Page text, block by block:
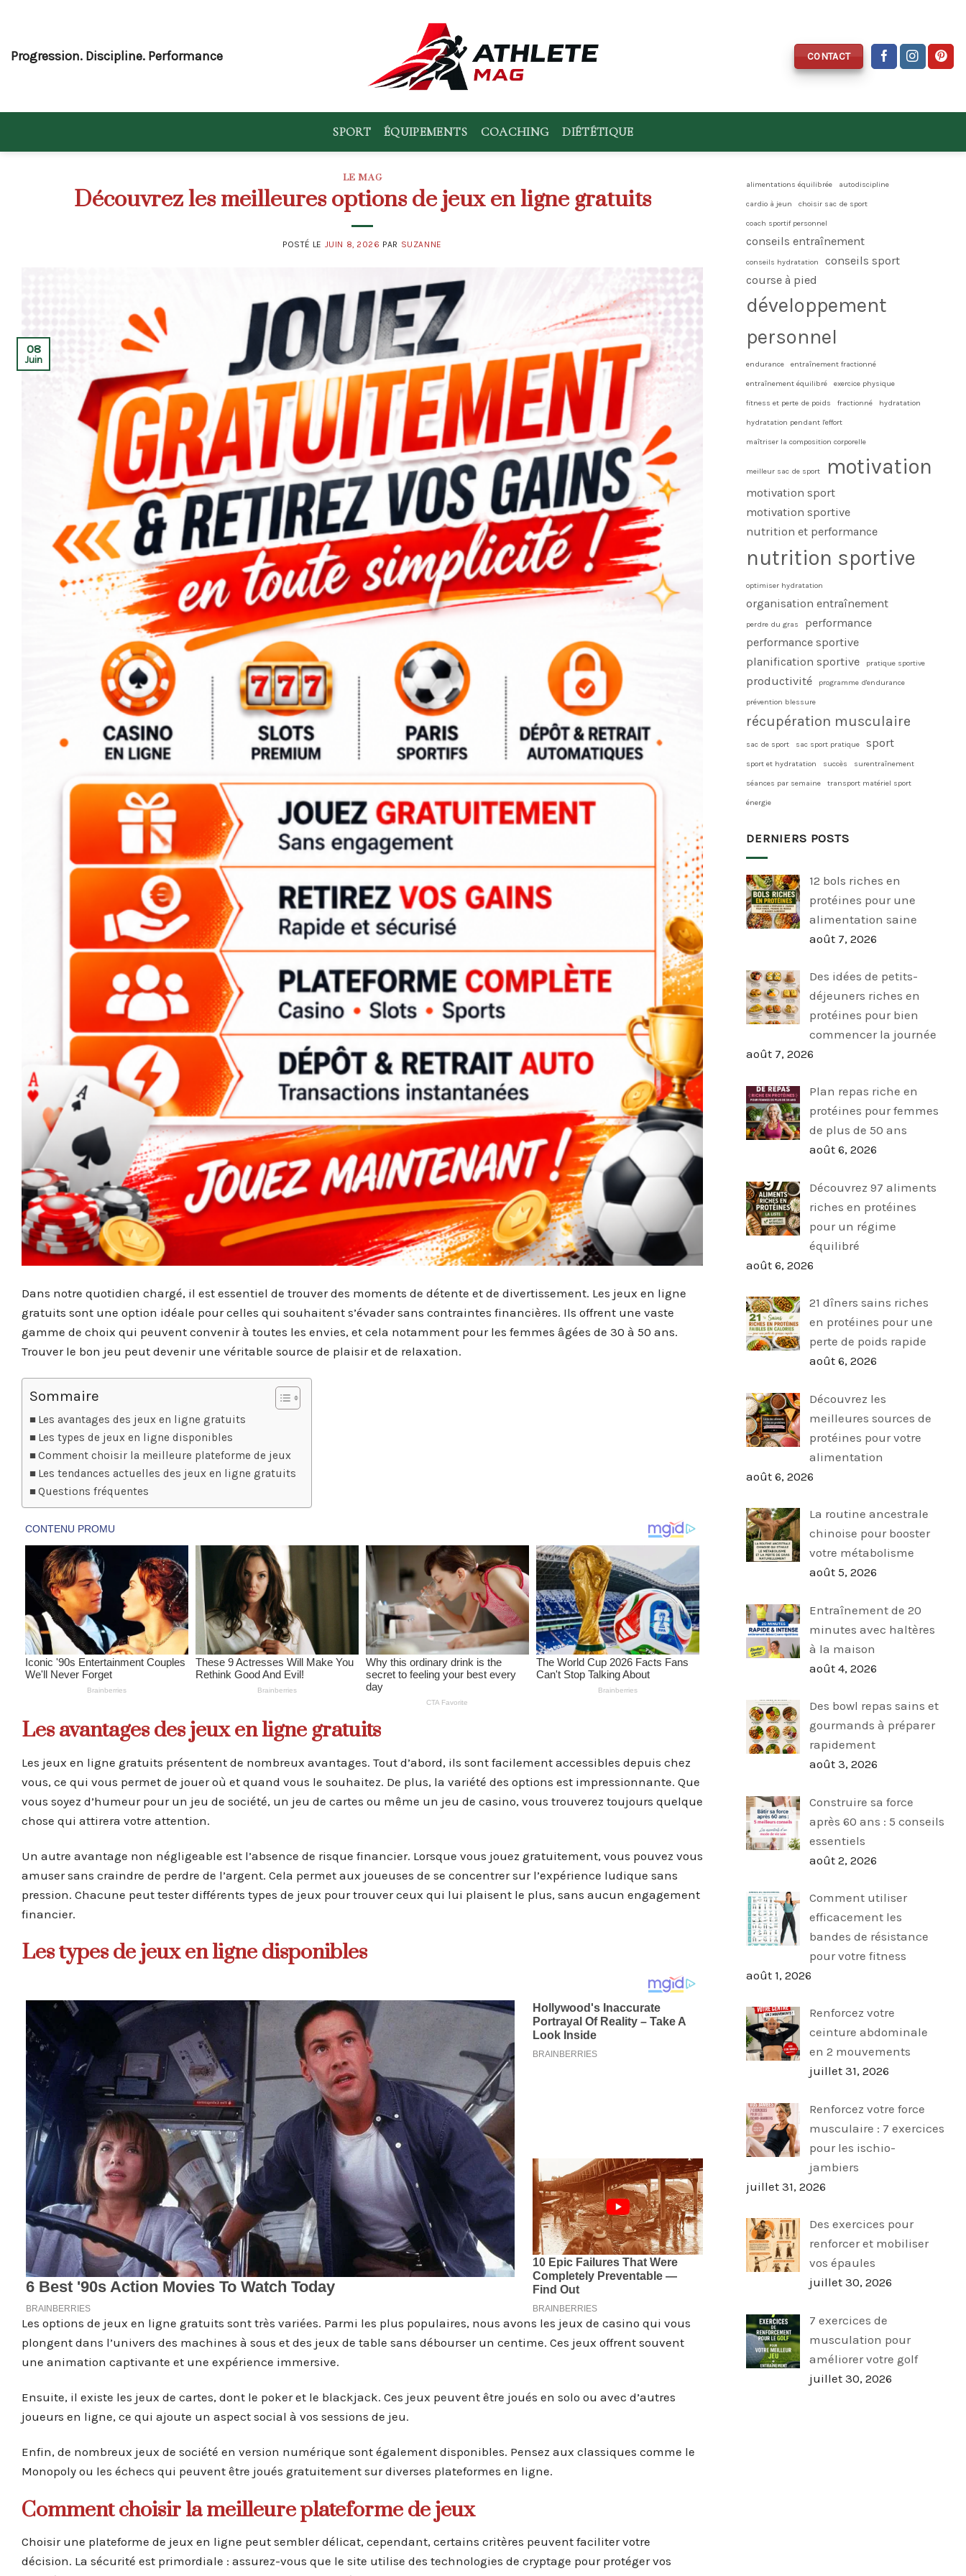
content
Progression. Discipline. Performance CONTACT
SPORT ÉQUIPEMENTS COACHING DIÉTÉTIQUE
LE MAG
Découvrez les meilleures options de jeux en ligne gratuits
POSTÉ LE JUIN 8, 2026 PAR SUZANNE
08
Juin
Dans notre quotidien chargé, il est essentiel de trouver des moments de détente et de divertissement. Les jeux en ligne
gratuits sont une option idéale pour celles qui souhaitent s’évader sans contraintes financières. Ils offrent une vaste
gamme de choix qui peuvent convenir à toutes les envies, et cela notamment pour les femmes âgées de 30 à 50 ans.
Trouver le bon jeu peut devenir une véritable source de plaisir et de relaxation.
Sommaire
Les avantages des jeux en ligne gratuits
Les types de jeux en ligne disponibles
Comment choisir la meilleure plateforme de jeux
Les tendances actuelles des jeux en ligne gratuits
Questions fréquentes
Les avantages des jeux en ligne gratuits
Les jeux en ligne gratuits présentent de nombreux avantages. Tout d’abord, ils sont facilement accessibles depuis chez
vous, ce qui vous permet de jouer où et quand vous le souhaitez. De plus, la variété des options est impressionnante. Que
vous soyez d’humeur pour un jeu de société, un jeu de cartes ou même un jeu de casino, vous trouverez toujours quelque
chose qui attirera votre attention.
Un autre avantage non négligeable est l’absence de risque financier. Lorsque vous jouez gratuitement, vous pouvez vous
amuser sans craindre de perdre de l’argent. Cela permet aux joueuses de se concentrer sur l’expérience ludique sans
pression. Chacune peut tester différents types de jeux pour trouver ceux qui lui plaisent le plus, sans aucun engagement
financier.
Les types de jeux en ligne disponibles
Les options de jeux en ligne gratuits sont très variées. Parmi les plus populaires, nous avons les jeux de casino qui vous
plongent dans l’univers des machines à sous et des jeux de table sans débourser un centime. Ces jeux offrent souvent
une animation captivante et une expérience immersive.
Ensuite, il existe les jeux de cartes, dont le poker et le blackjack. Ces jeux peuvent être joués en solo ou avec d’autres
joueurs en ligne, ce qui ajoute un aspect social à vos sessions de jeu.
Enfin, de nombreux jeux de société en version numérique sont également disponibles. Pensez aux classiques comme le
Monopoly ou les échecs qui peuvent être joués gratuitement sur diverses plateformes en ligne.
Comment choisir la meilleure plateforme de jeux
Choisir une plateforme de jeux en ligne peut sembler délicat, cependant, certains critères peuvent faciliter votre
décision. La sécurité est primordiale : assurez-vous que le site utilise des technologies de cryptage pour protéger vos
alimentations équilibrée autodiscipline
cardio à jeun choisir sac de sport
coach sportif personnel
conseils entraînement
conseils hydratation
conseils sport
course à pied
développement
personnel
endurance entraînement fractionné
entraînement équilibré exercice physique
fitness et perte de poids fractionné hydratation
hydratation pendant l'effort
maîtriser la composition corporelle
meilleur sac de sport motivation
motivation sport
motivation sportive
nutrition et performance
nutrition sportive
optimiser hydratation
organisation entraînement
perdre du gras
performance
performance sportive
planification sportive
pratique sportive
productivité programme d'endurance
prévention blessure
récupération musculaire
sac de sport sac sport pratique sport
sport et hydratation succès surentraînement
séances par semaine transport matériel sport
énergie
DERNIERS POSTS
12 bols riches en
protéines pour une
alimentation saine
août 7, 2026
Des idées de petits-
déjeuners riches en
protéines pour bien
commencer la journée
août 7, 2026
Plan repas riche en
protéines pour femmes
de plus de 50 ans
août 6, 2026
Découvrez 97 aliments
riches en protéines
pour un régime
équilibré
août 6, 2026
21 dîners sains riches
en protéines pour une
perte de poids rapide
août 6, 2026
Découvrez les
meilleures sources de
protéines pour votre
alimentation
août 6, 2026
La routine ancestrale
chinoise pour booster
votre métabolisme
août 5, 2026
Entraînement de 20
minutes avec haltères
à la maison
août 4, 2026
Des bowl repas sains et
gourmands à préparer
rapidement
août 3, 2026
Construire sa force
après 60 ans : 5 conseils
essentiels
août 2, 2026
Comment utiliser
efficacement les
bandes de résistance
pour votre fitness
août 1, 2026
Renforcez votre
ceinture abdominale
en 2 mouvements
juillet 31, 2026
Renforcez votre force
musculaire : 7 exercices
pour les ischio-
jambiers
juillet 31, 2026
Des exercices pour
renforcer et mobiliser
vos épaules
juillet 30, 2026
7 exercices de
musculation pour
améliorer votre golf
juillet 30, 2026